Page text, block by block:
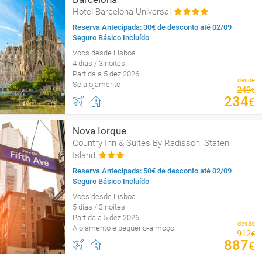
Hotel Barcelona Universal
Reserva Antecipada: 30€ de desconto até 02/09
Seguro Básico Incluído
Voos desde Lisboa
4 dias / 3 noites
Partida a 5 dez 2026
Só alojamento
desde
249€
234€
Nova Iorque
Country Inn & Suites By Radisson, Staten
Island
Reserva Antecipada: 50€ de desconto até 02/09
Seguro Básico Incluído
Voos desde Lisboa
5 dias / 3 noites
Partida a 5 dez 2026
Alojamento e pequeno-almoço
desde
912€
887€